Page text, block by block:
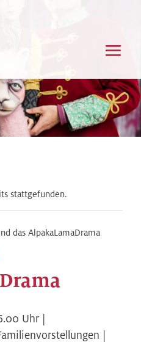
stattgefunden.
das AlpakaLamaDrama
Uhr |
|